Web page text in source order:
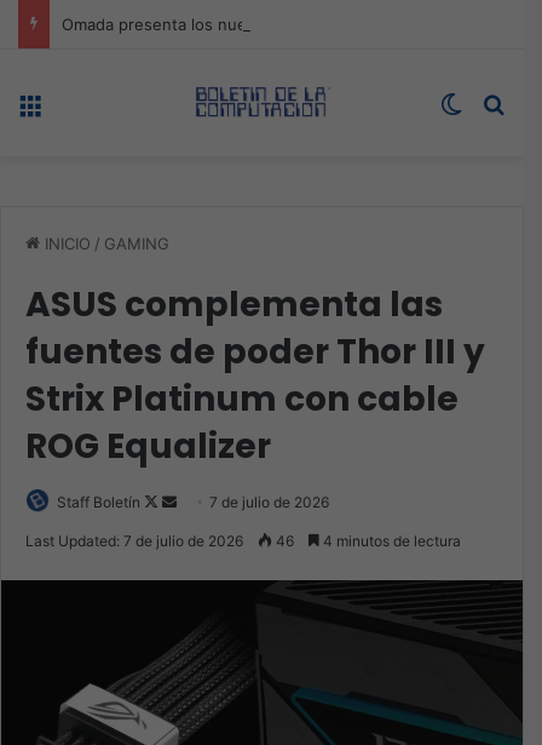
Switch
INICIO / GAMING
ASUS complementa las
fuentes de poder Thor III y
Strix Platinum con cable
ROG Equalizer
Staff Boletín
Follow
Send7 de julio de 2026
Last Updated: 7 de julio de 2026 46 4 minutos de lectura